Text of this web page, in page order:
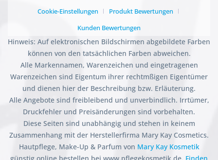
Cookie-Einstellungen
Produkt Bewertungen
Kunden Bewertungen
Hinweis: Auf elektronischen Bildschirmen abgebildete Farben
können von den tatsächlichen Farben abweichen.
Alle Markennamen, Warenzeichen und eingetragenen
Warenzeichen sind Eigentum ihrer rechtmßigen Eigentümer
und dienen hier der Beschreibung bzw. Erläuterung.
Alle Angebote sind freibleibend und unverbindlich. Irrtümer,
Druckfehler und Preisänderungen sind vorbehalten.
Diese Seiten sind unabhängig und stehen in keinem
Zusammenhang mit der Herstellerfirma Mary Kay Cosmetics.
Hautpflege, Make-Up & Parfum von Mary Kay Kosmetik